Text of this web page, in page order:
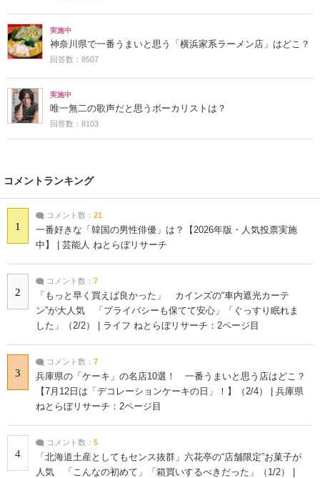
実施中
神奈川県で一番うまいと思う「横浜家系ラーメン店」はどこ？
回答数：8507
実施中
唯一無二の歌声だと思うボーカリストは？
回答数：8103
コメントランキング
1
コメント数： 21
一番好きな「韓国の男性俳優」は？【2026年版・人気投票実施
中】 | 芸能人 ねとらぼリサーチ
2
コメント数： 7
「もっと早く買えば良かった」 カインズの“車内遮光カーテ
ン”が大人気 「プライバシーも保てて安心」「ぐっすり眠れま
した」（2/2） | ライフ ねとらぼリサーチ：2ページ目
3
コメント数： 7
兵庫県の「ケーキ」の名店10選！ 一番うまいと思う店はどこ？
【7月12日は「デコレーションケーキの日」！】（2/4） | 兵庫県
ねとらぼリサーチ：2ページ目
4
コメント数： 5
「北海道土産としてもセンス抜群」六花亭の“店舗限定”お菓子が
人気 「こんなの初めて」「箱買いするべきだった」（1/2） |